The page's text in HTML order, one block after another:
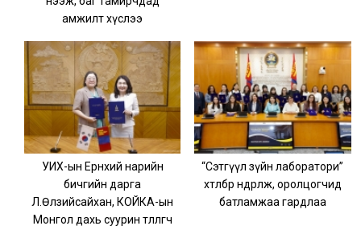
амжилт хүслээ
УИХ-ын Ерөнхий нарийн
бичгийн дарга
Л.Өлзийсайхан, КОЙКА-ын
Монгол дахь суурин төлөөлөгч
“Сэтгүүл зүйн лаборатори”
хөтөлбөр өндөрлөж, оролцогчид
батламжаа гардлаа